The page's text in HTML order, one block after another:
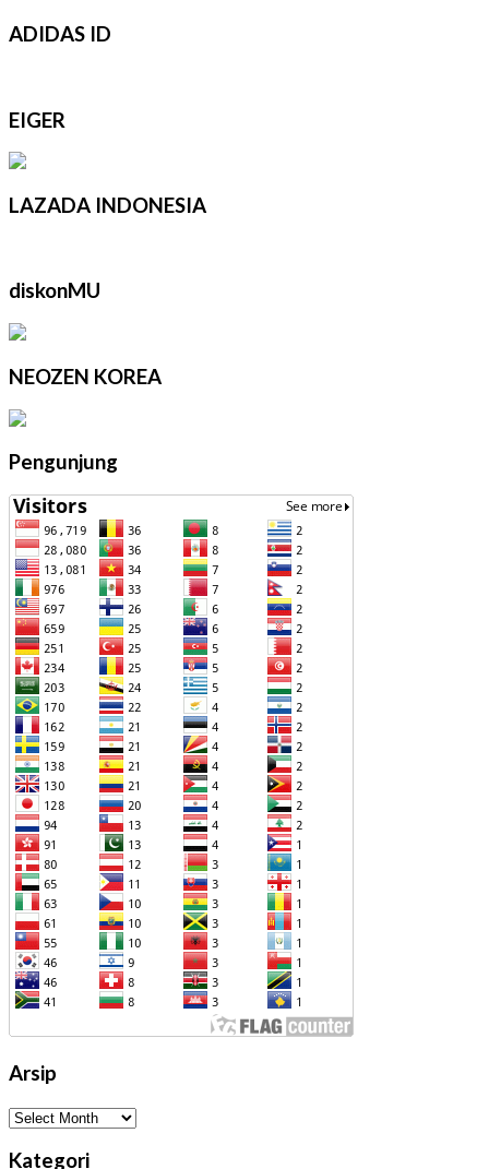
ADIDAS ID
EIGER
LAZADA INDONESIA
diskonMU
NEOZEN KOREA
Pengunjung
Arsip
Arsip
Kategori